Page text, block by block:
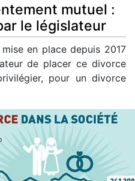
mutuel :
le législateur
en place depuis 2017
de placer ce divorce
pour un divorce